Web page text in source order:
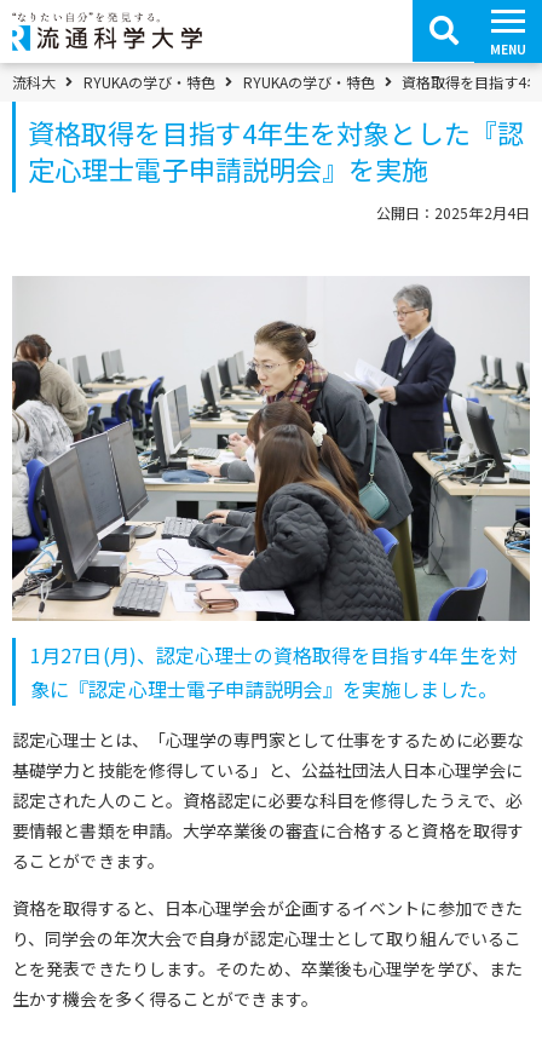
コ
ン
テ
ン
ツ
へ
移
MENU
パンくずメニュー
流科大 RYUKAの学び・特色 RYUKAの学び・特色 資格取得を目指す4
資格取得を目指す4年生を対象とした『認
定心理士電子申請説明会』を実施
公開日：2025年2月4日
1月27日(月)、認定心理士の資格取得を目指す4年生を対
象に『認定心理士電子申請説明会』を実施しました。
認定心理士とは、「心理学の専門家として仕事をするために必要な
基礎学力と技能を修得している」と、公益社団法人日本心理学会に
認定された人のこと。資格認定に必要な科目を修得したうえで、必
要情報と書類を申請。大学卒業後の審査に合格すると資格を取得す
ることができます。
資格を取得すると、日本心理学会が企画するイベントに参加できた
り、同学会の年次大会で自身が認定心理士として取り組んでいるこ
とを発表できたりします。そのため、卒業後も心理学を学び、また
生かす機会を多く得ることができます。